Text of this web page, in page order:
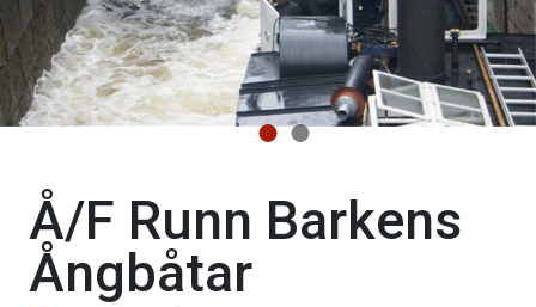
Å/F Runn Barkens
Ångbåtar